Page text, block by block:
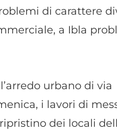
di carattere
a Ibla
urbano di
i lavori di
dei locali